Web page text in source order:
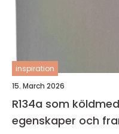
inspiration
15. March 2026
R134a som köldmedium
egenskaper och